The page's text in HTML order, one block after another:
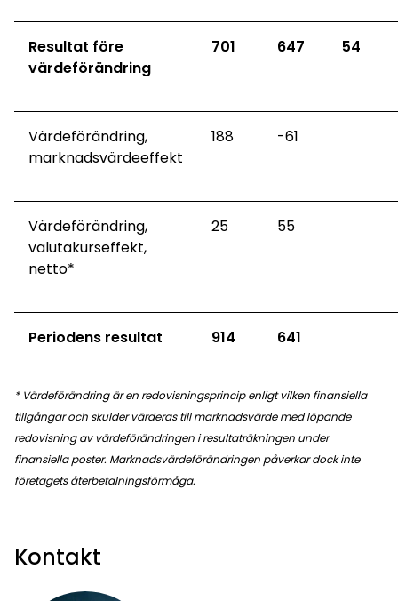
Resultat före
värdeförändring
701 647 54
Värdeförändring,
marknadsvärdeeffekt
188 -61
Värdeförändring,
valutakurseffekt,
netto*
25 55
Periodens resultat 914 641
* Värdeförändring är en redovisningsprincip enligt vilken finansiella
tillgångar och skulder värderas till marknadsvärde med löpande
redovisning av värdeförändringen i resultaträkningen under
finansiella poster. Marknadsvärdeförändringen påverkar dock inte
företagets återbetalningsförmåga.
Kontakt